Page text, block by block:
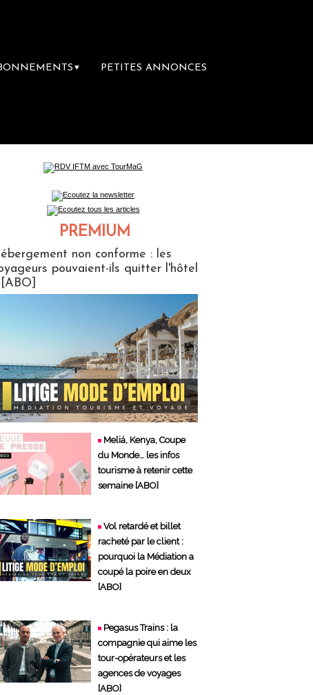
▼ PETITES ANNONCES
librairie du voyage
PREMIUM
non conforme : les
pouvaient-ils quitter l'hôtel
Meliá, Kenya, Coupe
du Monde… les infos
tourisme à retenir cette
semaine [ABO]
Vol retardé et billet
racheté par le client :
pourquoi la Médiation a
coupé la poire en deux
[ABO]
Pegasus Trains : la
compagnie qui aime les
tour-opérateurs et les
agences de voyages
[ABO]